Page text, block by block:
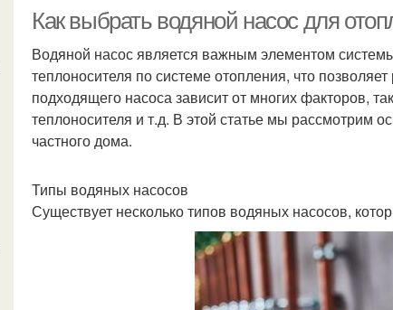
Как выбрать водяной насос для
Водяной насос является важным элементом
теплоносителя по системе отопления, что
подходящего насоса зависит от многих факторов,
теплоносителя и т.д. В этой статье мы рассмотрим
частного дома.
Типы водяных насосов
Существует несколько типов водяных насосов,